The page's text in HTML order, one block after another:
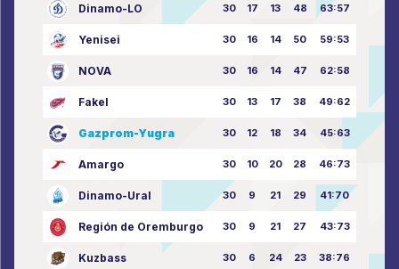
Dinamo-LO 30 17 13 48 63:57
Yenisei 30 16 14 50 59:53
NOVA 30 16 14 47 62:58
Fakel 30 13 17 38 49:62
Gazprom-Yugra 30 12 18 34 45:63
Amargo 30 10 20 28 46:73
Dinamo-Ural 30 9 21 29 41:70
Región de Oremburgo 30 9 21 27 43:73
Kuzbass 30 6 24 23 38:76